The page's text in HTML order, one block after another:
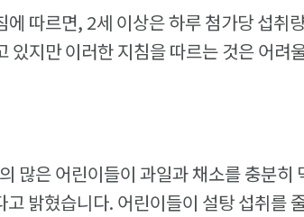
따르면, 2세 이상은 하루 첨가당 섭취
지만 이러한 지침을 따르는 것은 어려
많은 어린이들이 과일과 채소를 충분히
밝혔습니다. 어린이들이 설탕 섭취를